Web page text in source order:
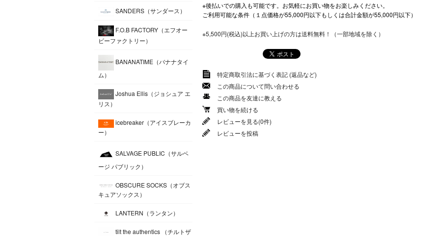
SANDERS（サンダース）
F.O.B FACTORY（エフオー
ビーファクトリー）
BANANATIME（バナナタイ
ム）
Joshua Ellis（ジョシュア エ
リス）
icebreaker（アイスブレーカ
ー）
SALVAGE PUBLIC（サルベ
ージ パブリック）
OBSCURE SOCKS（オブス
キュアソックス）
LANTERN（ランタン）
tilt the authentics （チルトザ
※後払いでの購入も可能です。お気軽にお買い物をお楽しみください。
ご利用可能な条件（１点価格が55,000円以下もしくは合計金額が55,000円以下）
※5,500円(税込)以上お買い上げの方は送料無料！（一部地域を除く）
特定商取引法に基づく表記 (返品など)
この商品について問い合わせる
この商品を友達に教える
買い物を続ける
レビューを見る(0件)
レビューを投稿